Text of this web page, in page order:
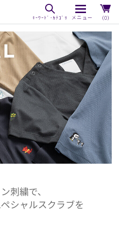
（0）
刺繍で、
シャルスクラブを